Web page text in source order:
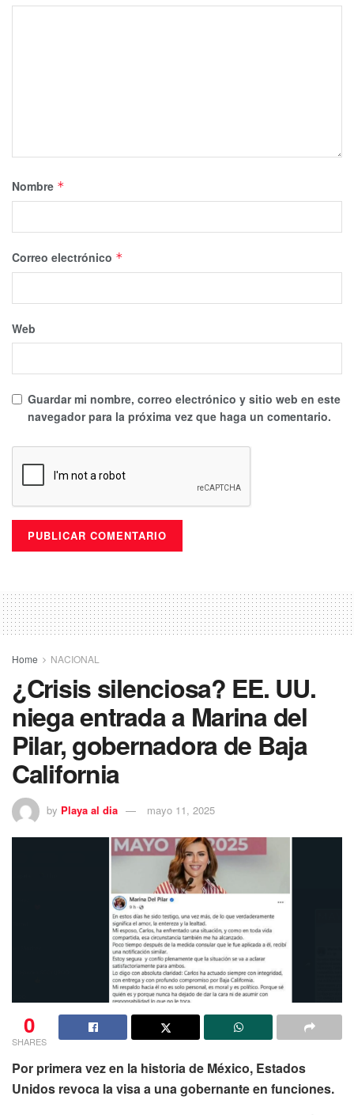
Nombre *
Correo electrónico *
Web
Guardar mi nombre, correo electrónico y sitio web en este
navegador para la próxima vez que haga un comentario.
Home NACIONAL
¿Crisis silenciosa? EE. UU.
niega entrada a Marina del
Pilar, gobernadora de Baja
California
by Playa al dia mayo 11, 2025
0
SHARES
Por primera vez en la historia de México, Estados
Unidos revoca la visa a una gobernante en funciones.